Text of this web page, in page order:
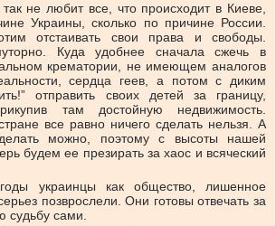
не любит все, что происходит в Киеве,
Украины, сколько по причине России.
отстаивать свои права и свободы.
Куда удобнее сначала сжечь в
крематории, не имеющем аналогов
сердца геев, а потом с диким
отправить своих детей за границу,
там достойную недвижимость.
все равно ничего сделать нельзя. А
можно, поэтому с высоты нашей
будем ее презирать за хаос и всяческий
годы украинцы как общество, лишенное
позврослели. Они готовы отвечать за
судьбу сами.